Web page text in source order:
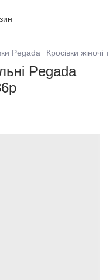
Pegada Кросівки жіночі
Pegada